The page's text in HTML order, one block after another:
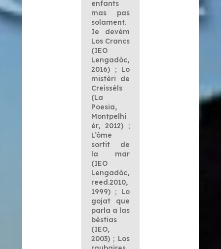
enfants
mas pas
solament.
Ie devèm
Los Crancs
(IEO
Lengadòc,
2016) ; Lo
mistèri de
Creissèls
(La
Poesia,
Montpelhi
èr, 2012) ;
L’òme
sortit de
la mar
(IEO
Lengadòc,
reed.2010,
1999) ; Lo
gojat que
parla a las
bèstias
(IEO,
2003) ; Los